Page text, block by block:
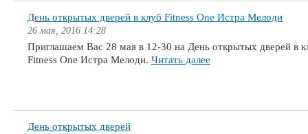
День открытых дверей в клуб Fitness One Истра Мелоди
26 мая, 2016 14:28
Приглашаем Вас 28 мая в 12-30 на День открытых дверей в
Fitness One Истра Мелоди. Читать далее
День открытых дверей